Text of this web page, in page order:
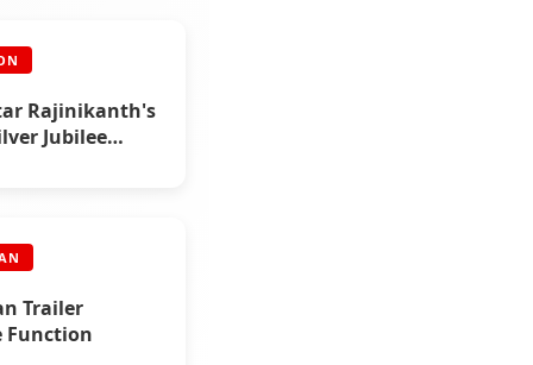
Rajinikanth's
Jubilee
Trailer
Function